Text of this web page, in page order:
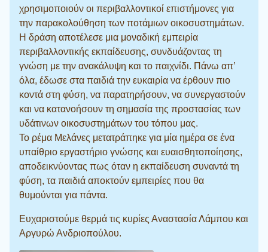
χρησιμοποιούν οι περιβαλλοντικοί επιστήμονες για
την παρακολούθηση των ποτάμιων οικοσυστημάτων.
Η δράση αποτέλεσε μια μοναδική εμπειρία
περιβαλλοντικής εκπαίδευσης, συνδυάζοντας τη
γνώση με την ανακάλυψη και το παιχνίδι. Πάνω απ’
όλα, έδωσε στα παιδιά την ευκαιρία να έρθουν πιο
κοντά στη φύση, να παρατηρήσουν, να συνεργαστούν
και να κατανοήσουν τη σημασία της προστασίας των
υδάτινων οικοσυστημάτων του τόπου μας.
Το ρέμα Μελάνες μετατράπηκε για μία ημέρα σε ένα
υπαίθριο εργαστήριο γνώσης και ευαισθητοποίησης,
αποδεικνύοντας πως όταν η εκπαίδευση συναντά τη
φύση, τα παιδιά αποκτούν εμπειρίες που θα
θυμούνται για πάντα.
Ευχαριστούμε θερμά τις κυρίες Αναστασία Λάμπου και
Αργυρώ Ανδριοπούλου.